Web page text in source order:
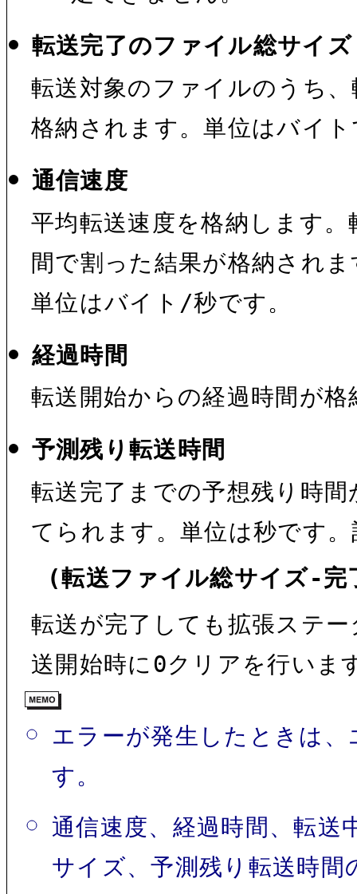
転送完了のファイル総サイズ
転送対象のファイルのうち
格納されます。単位はバイ
通信速度
平均転送速度を格納します
間で割った結果が格納され
単位はバイト/秒です。
経過時間
転送開始からの経過時間が
予測残り転送時間
転送完了までの予想残り時
てられます。単位は秒です
(転送ファイル総サイズ-
転送が完了しても拡張ステ
送開始時に0クリアを行い
エラーが発生したときは
す。
通信速度、経過時間、転
サイズ、予測残り転送時